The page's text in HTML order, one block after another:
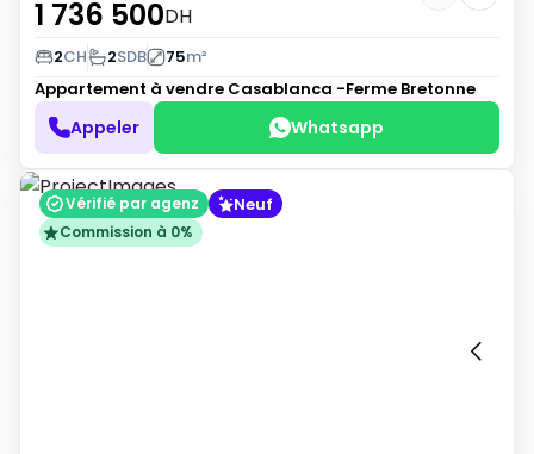
1 736 500DH
2CH 2SDB 75m²
Appartement à vendre Casablanca -Ferme Bretonne
Appeler Whatsapp
Vérifié par agenz Neuf
Commission à 0%